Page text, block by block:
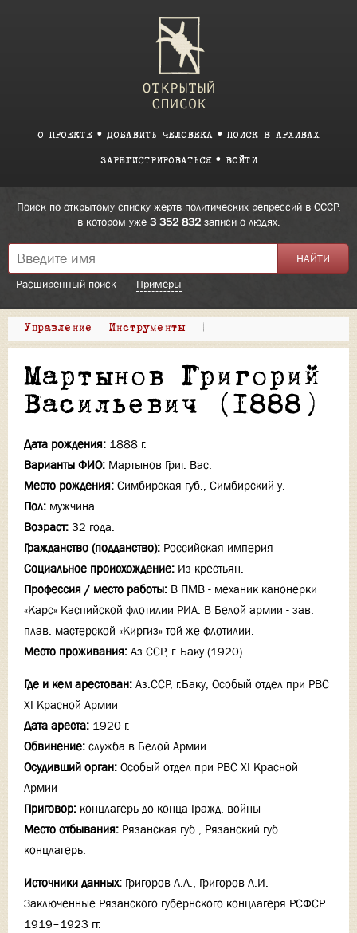
О ПРОЕКТЕ ДОБАВИТЬ ЧЕЛОВЕКА ПОИСК В АРХИВАХ
ЗАРЕГИСТРИРОВАТЬСЯ ВОЙТИ
Поиск по открытому списку жертв политических репрессий в СССР,
в котором уже 3 352 832записи о людях.
Расширенный поиск Примеры
Управление Инструменты |
Мартынов Григорий
Васильевич (1888)
Дата рождения: 1888 г.
Варианты ФИО: Мартынов Григ. Вас.
Место рождения: Симбирская губ., Симбирский у.
Пол: мужчина
Возраст: 32 года.
Гражданство (подданство): Российская империя
Социальное происхождение: Из крестьян.
Профессия / место работы: В ПМВ - механик канонерки
«Карс» Каспийской флотилии РИА. В Белой армии - зав.
плав. мастерской «Киргиз» той же флотилии.
Место проживания: Аз.ССР, г. Баку (1920).
Где и кем арестован: Аз.ССР, г.Баку, Особый отдел при РВС
XI Красной Армии
Дата ареста: 1920 г.
Обвинение: служба в Белой Армии.
Осудивший орган: Особый отдел при РВС XI Красной
Армии
Приговор: концлагерь до конца Гражд. войны
Место отбывания: Рязанская губ., Рязанский губ.
концлагерь.
Источники данных: Григоров А.А., Григоров А.И.
Заключенные Рязанского губернского концлагеря РСФСР
1919–1923 гг.